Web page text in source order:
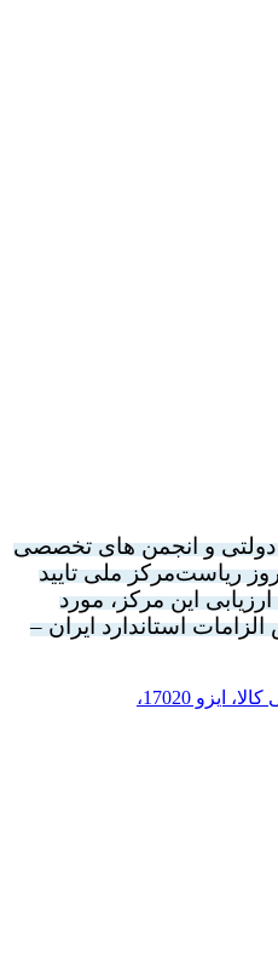
دولتی و انجمن های تخصصی
ریاستمرکز ملی تایید
این مرکز، مورد
استاندارد ایران –